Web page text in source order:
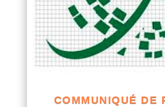
COMMUNIQUÉ DE